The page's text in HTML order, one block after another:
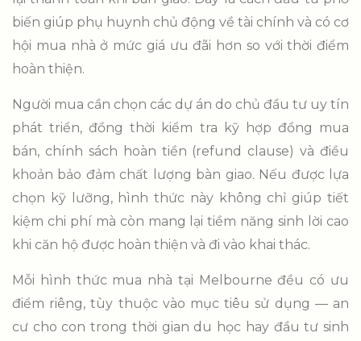
biến giúp phụ huynh chủ động về tài chính và có cơ
hội mua nhà ở mức giá ưu đãi hơn so với thời điểm
hoàn thiện.
Người mua cần chọn các dự án do chủ đầu tư uy tín
phát triển, đồng thời kiểm tra kỹ hợp đồng mua
bán, chính sách hoàn tiền (refund clause) và điều
khoản bảo đảm chất lượng bàn giao. Nếu được lựa
chọn kỹ lưỡng, hình thức này không chỉ giúp tiết
kiệm chi phí mà còn mang lại tiềm năng sinh lời cao
khi căn hộ được hoàn thiện và đi vào khai thác.
Mỗi hình thức mua nhà tại Melbourne đều có ưu
điểm riêng, tùy thuộc vào mục tiêu sử dụng — an
cư cho con trong thời gian du học hay đầu tư sinh